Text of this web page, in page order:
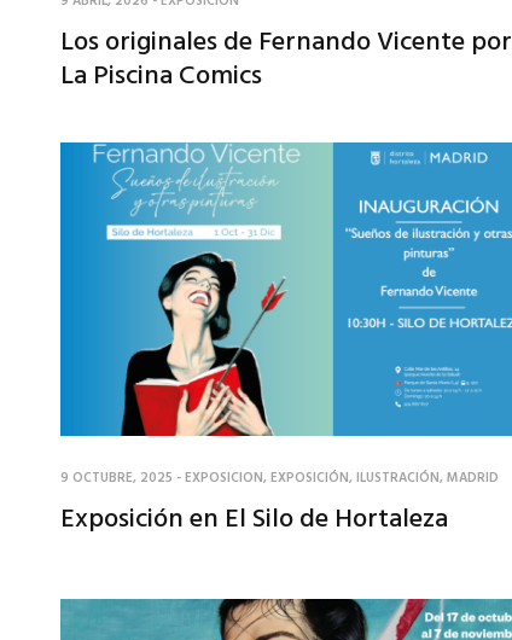
Los originales de Fernando Vicente por
La Piscina Comics
9 OCTUBRE, 2025 -EXPOSICION,EXPOSICIÓN,ILUSTRACIÓN,MADRID
Exposición en El Silo de Hortaleza